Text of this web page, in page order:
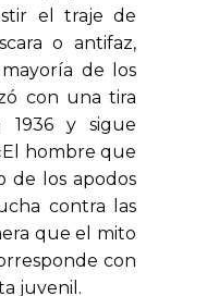
el traje de
o antifaz,
de los
con una tira
1936 y sigue
hombre que
de los apodos
contra las
que el mito
con
juvenil.